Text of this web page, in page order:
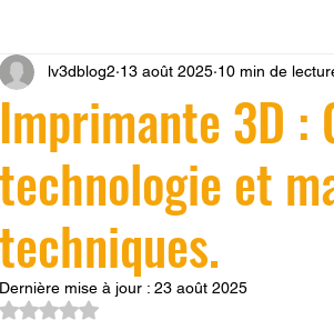
LV3D JEU LV3D
3D Formation à l'impression 3D
filament 3D Refaire une piece en 3D
Imprimante 3D :
technologie et
techniques.
lv3dblog2 13 août 2025 10 min de
Dernière mise à jour : 23 août 2025
Noté NaN étoiles sur 5.